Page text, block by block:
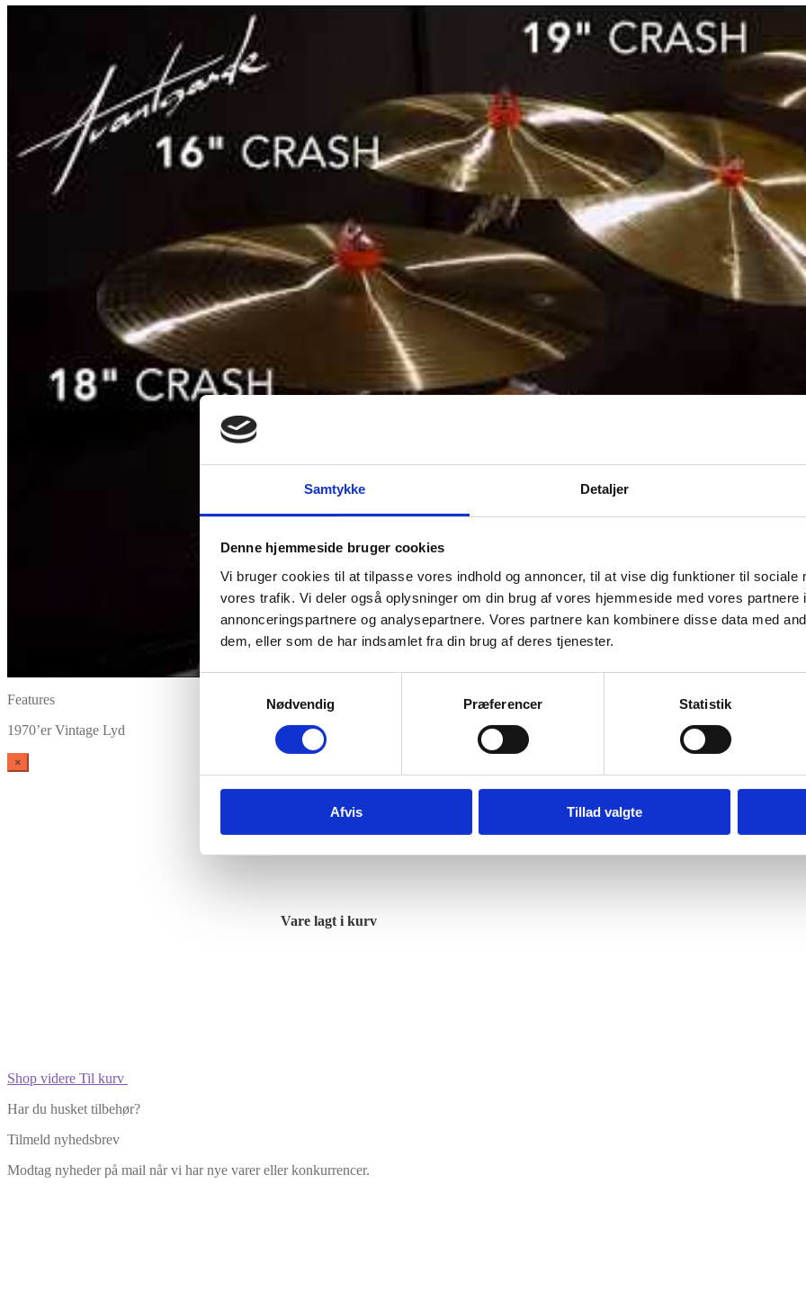
Samtykke Detaljer
Denne hjemmeside bruger cookies
Vi bruger cookies til at tilpasse vores indhold og annoncer, til at vise dig funktioner til sociale
vores trafik. Vi deler også oplysninger om din brug af vores hjemmeside med vores partnere
annonceringspartnere og analysepartnere. Vores partnere kan kombinere disse data med
dem, eller som de har indsamlet fra din brug af deres tjenester.
Samtykkevalg
Nødvendig
Præferencer Statistik
Afvis Tillad valgte
Features
1970’er Vintage Lyd
×
Vare lagt i kurv
Shop videre Til kurv
Har du husket tilbehør?
Tilmeld nyhedsbrev
Modtag nyheder på mail når vi har nye varer eller konkurrencer.